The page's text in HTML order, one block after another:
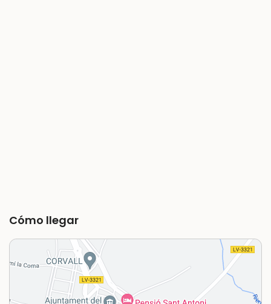
Cómo llegar